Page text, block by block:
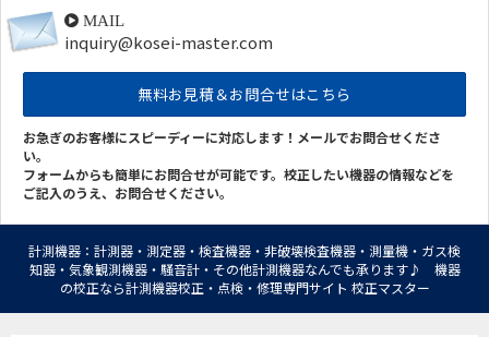
MAIL
inquiry@kosei-master.com
無料お見積＆お問合せはこちら
お急ぎのお客様にスピーディーに対応します！メールでお問合せくださ
い。
フォームからも簡単にお問合せが可能です。校正したい機器の情報などを
ご記入のうえ、お問合せください。
計測機器：計測器・測定器・検査機器・非破壊検査機器・測量機・ガス検
知器・気象観測機器・騒音計・その他計測機器なんでも承ります♪ 機器
の校正なら計測機器校正・点検・修理専門サイト 校正マスター